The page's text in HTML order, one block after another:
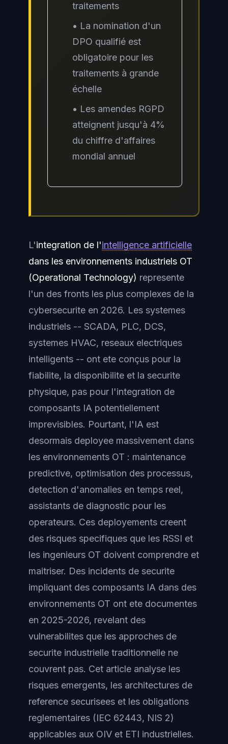
traitements
• La nomination d'un
DPO qualifié est
obligatoire pour les
traitements à grande
échelle
• Les amendes RGPD
atteignent jusqu'à 4%
du chiffre d'affaires
mondial annuel
L'integration de l'intelligence artificielle
dans les environnements industriels OT
(Operational Technology) represente
l'un des fronts les plus complexes de la
cybersecurite en 2026. Les systemes
industriels -- SCADA, PLC, DCS,
systemes HVAC, reseaux electriques
intelligents -- ont ete conçus pour la
fiabilite, la disponibilite et la securite
physique, pas pour l'integration de
composants IA potentiellement
imprevisibles. Pourtant, l'IA est
desormais deployee massivement dans
les environnements OT : maintenance
predictive, optimisation des processus,
detection d'anomalies en temps reel,
assistants de diagnostic pour les
operateurs. Ces deployements creent
des risques specifiques que les RSSI et
les ingenieurs OT doivent comprendre et
maitriser. Des incidents de securite
impliquant des composants IA dans des
environnements OT ont ete documentes
en 2025-2026, revelant des
vulnerabilites que les approches de
securite industrielle traditionnelle ne
couvrent pas. Cet article analyse les
risques emergents, les architectures de
reference securisees et les obligations
reglementaires (IEC 62443, NIS 2)
applicables aux OIV et ETI industrielles.